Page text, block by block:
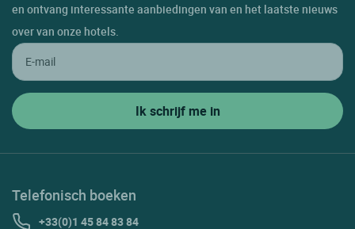
en ontvang interessante aanbiedingen van en het laatste nieuws
over van onze hotels.
Telefonisch boeken
+33(0)1 45 84 83 84